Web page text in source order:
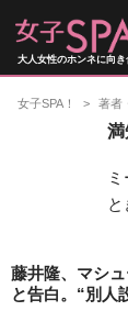
大人女性のホンネに向き
女子SPA！ 著者
満
と
藤井隆、マシュ
と告白。“別人